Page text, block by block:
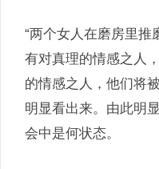
“两个女人在磨房里推
有对真理的情感之人
的情感之人，他们将
明显看出来。由此明
会中是何状态。